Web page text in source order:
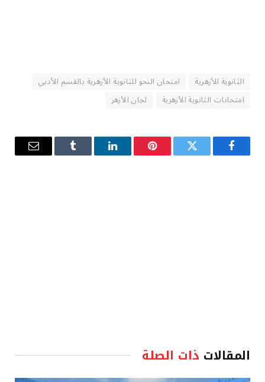
الثانوية الأزهرية
امتحان النحو للثانوية الأزهرية بالقسم الأدبي
امتحانات الثانوية الأزهرية
لجان الأزهر
فيسبوك تويتر بينتيريستلينكدإن Tumblr
البريد
المقالات ذات الصلة